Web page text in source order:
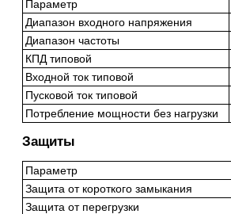
Параметр
Диапазон входного напряжения
Диапазон частоты
КПД типовой
Входной ток типовой
Пусковой ток типовой
Потребление мощности без нагрузки
Защиты
Параметр
Защита от короткого замыкания
Защита от перегрузки